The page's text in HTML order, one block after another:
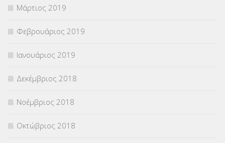
Μάρτιος 2019
Φεβρουάριος 2019
Ιανουάριος 2019
Δεκέμβριος 2018
Νοέμβριος 2018
Οκτώβριος 2018